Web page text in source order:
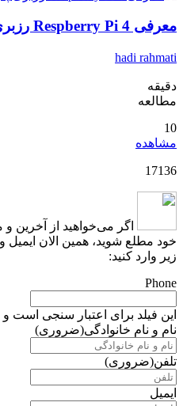
معرفی Respberry Pi 4 رزبری پای 4
hadi rahmati
دقیقه
مطالعه
10
مشاهده
17136
اگر می‌خواهید از آخرین
خود مطلع شوید، همین الان ایمیل
زیر وارد کنید:
Phone
این فیلد برای اعتبار سنجی است و
نام و نام خانوادگی(ضروری)
تلفن(ضروری)
ایمیل